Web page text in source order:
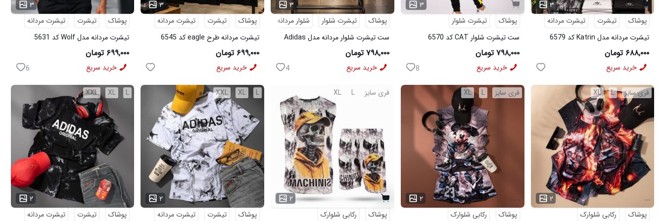
۳
پوشاک
تیشرت
تیشرت مردانه
تیشرت مردانه مدل Katrin کد 6579
۶۸۸,۰۰۰ تومان
خرید سریع
۳
پوشاک
تیشرت شلوار
ست تیشرت شلوار CAT کد 6570
۷۹۸,۰۰۰ تومان
خرید سریع 8
۳
...
پوشاک
تیشرت شلوار
شلوار مردانه
ست تیشرت شلوار مردانه مدل Adidas
کد 6569
۷۹۸,۰۰۰ تومان
خرید سریع 4
۳
...
پوشاک
تیشرت
تیشرت مردانه
تیشرت مردانه طرح eagle کد 6545
۶۹۹,۰۰۰ تومان
خرید سریع
۳
پوشاک
تیشرت
تیشرت مردانه
تیشرت مردانه مدل Wolf کد 5631
۶۹۹,۰۰۰ تومان
خرید سریع 6
فری سایز L
XL
۲
...
پوشاک
رکابی شلوارک
فری سایز L
XL
۲
...
پوشاک
رکابی شلوارک
فری سایز L
XL
۲
پوشاک
رکابی شلوارک
L
XL
XXL
۲
...
پوشاک
تیشرت تیشرت مردانه
L
XL
XXL
۲
...
پوشاک
تیشرت تیشرت مردانه